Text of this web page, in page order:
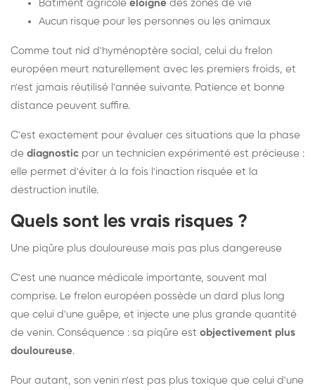
Bâtiment agricole éloigné des zones de vie
Aucun risque pour les personnes ou les animaux
Comme tout nid d'hyménoptère social, celui du frelon
européen meurt naturellement avec les premiers froids, et
n'est jamais réutilisé l'année suivante. Patience et bonne
distance peuvent suffire.
C'est exactement pour évaluer ces situations que la phase
de diagnostic par un technicien expérimenté est précieuse :
elle permet d'éviter à la fois l'inaction risquée et la
destruction inutile.
Quels sont les vrais risques ?
Une piqûre plus douloureuse mais pas plus dangereuse
C'est une nuance médicale importante, souvent mal
comprise. Le frelon européen possède un dard plus long
que celui d'une guêpe, et injecte une plus grande quantité
de venin. Conséquence : sa piqûre est objectivement plus
douloureuse.
Pour autant, son venin n'est pas plus toxique que celui d'une